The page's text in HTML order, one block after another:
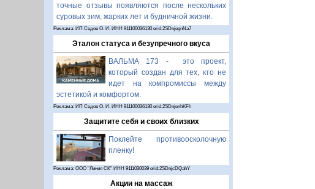
точные отзывы появляются после нескольких
суровых зим, жарких лет и будничной жизни.
Реклама: ИП Седов О. И. ИНН 911100036130 erid:2SDnjegnNa7
Эталон статуса и безупречного вкуса
ВАЛЬМА 173 - это проект,
который создан для тех, кто не
идет на компромиссы между
эстетикой и комфортом.
Реклама: ИП Седов О. И. ИНН 911100036130 erid:2SDnjenhKFh
Защитите себя и своих близких
Поклейте противоосколочную
пленку!
Реклама: ООО "Линия СК" ИНН 9111030039 erid:2SDnjcDQahY
Акции на массаж